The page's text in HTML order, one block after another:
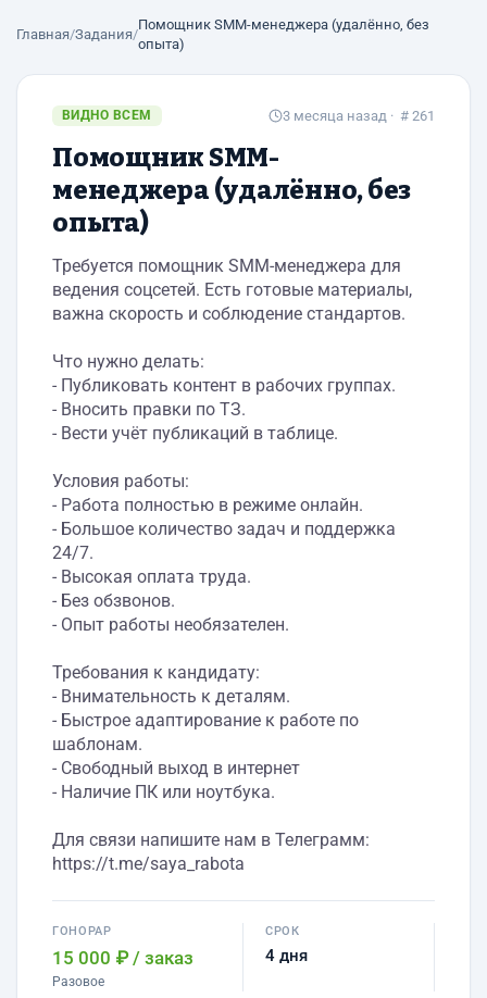
Главная/Задания/
Помощник SMM-менеджера (удалённо, без
опыта)
ВИДНО ВСЕМ 3 месяца назад · # 261
Помощник SMM-
менеджера (удалённо, без
опыта)
Требуется помощник SMM-менеджера для
ведения соцсетей. Есть готовые материалы,
важна скорость и соблюдение стандартов.
Что нужно делать:
- Публиковать контент в рабочих группах.
- Вносить правки по ТЗ.
- Вести учёт публикаций в таблице.
Условия работы:
- Работа полностью в режиме онлайн.
- Большое количество задач и поддержка
24/7.
- Высокая оплата труда.
- Без обзвонов.
- Опыт работы необязателен.
Требования к кандидату:
- Внимательность к деталям.
- Быстрое адаптирование к работе по
шаблонам.
- Свободный выход в интернет
- Наличие ПК или ноутбука.
Для связи напишите нам в Телеграмм:
https://t.me/saya_rabota
ГОНОРАР
15 000 ₽ / заказ
Разовое
СРОК
4 дня